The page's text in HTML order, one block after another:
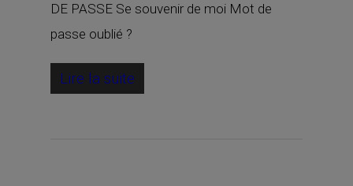
DE PASSE Se souvenir de moi Mot de
passe oublié ?
Lire la suite